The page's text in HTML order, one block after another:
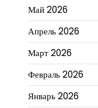
Май 2026
Апрель 2026
Март 2026
Февраль 2026
Январь 2026